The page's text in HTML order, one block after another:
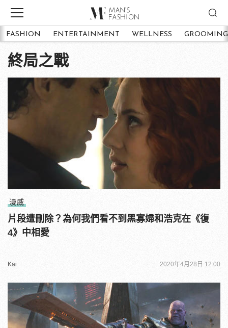
FASHION ENTERTAINMENT WELLNESS GROOMING
終局之戰
漫威
片段遭刪除？為何我們看不到黑寡婦和浩克在《復
4》中相愛
Kai 2020年4月28日 12:00